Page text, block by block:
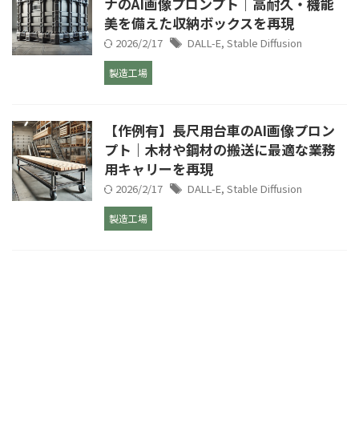
美を備えた収納ボックスを再現
2026/2/17 DALL-E, Stable Diffusion
製造工場
【作例有】長尺用台車のAI画像プロン
プト｜木材や鋼材の搬送に最適な業務
用キャリーを再現
2026/2/17 DALL-E, Stable Diffusion
製造工場